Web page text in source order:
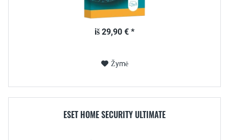
iš 29,90 € *
Žymė
ESET HOME SECURITY ULTIMATE